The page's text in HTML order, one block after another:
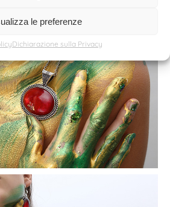
le preferenze
Dichiarazione sulla Privacy